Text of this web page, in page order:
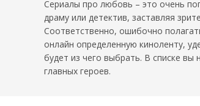
Сериалы про любовь – это очень
драму или детектив, заставляя
Соответственно, ошибочно
онлайн определенную киноленту,
будет из чего выбрать. В списке вы
главных героев.